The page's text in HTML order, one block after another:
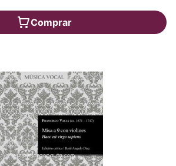
Comprar